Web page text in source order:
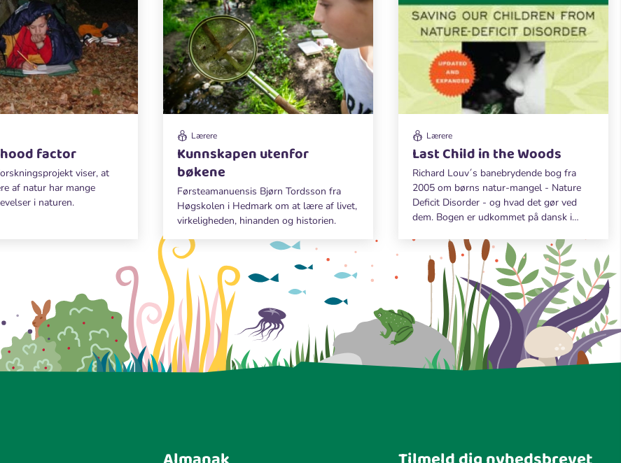
factor
viser, at
af natur har mange
i naturen.
Lærere
Kunnskapen utenfor
bøkene
Førsteamanuensis Bjørn Tordsson fra
Høgskolen i Hedmark om at lære af livet,
virkeligheden, hinanden og historien.
Lærere
Last Child in the Woods
Richard Louv´s banebrydende bog fra
2005 om børns natur-mangel - Nature
Deficit Disorder - og hvad det gør ved
dem. Bogen er udkommet på dansk i